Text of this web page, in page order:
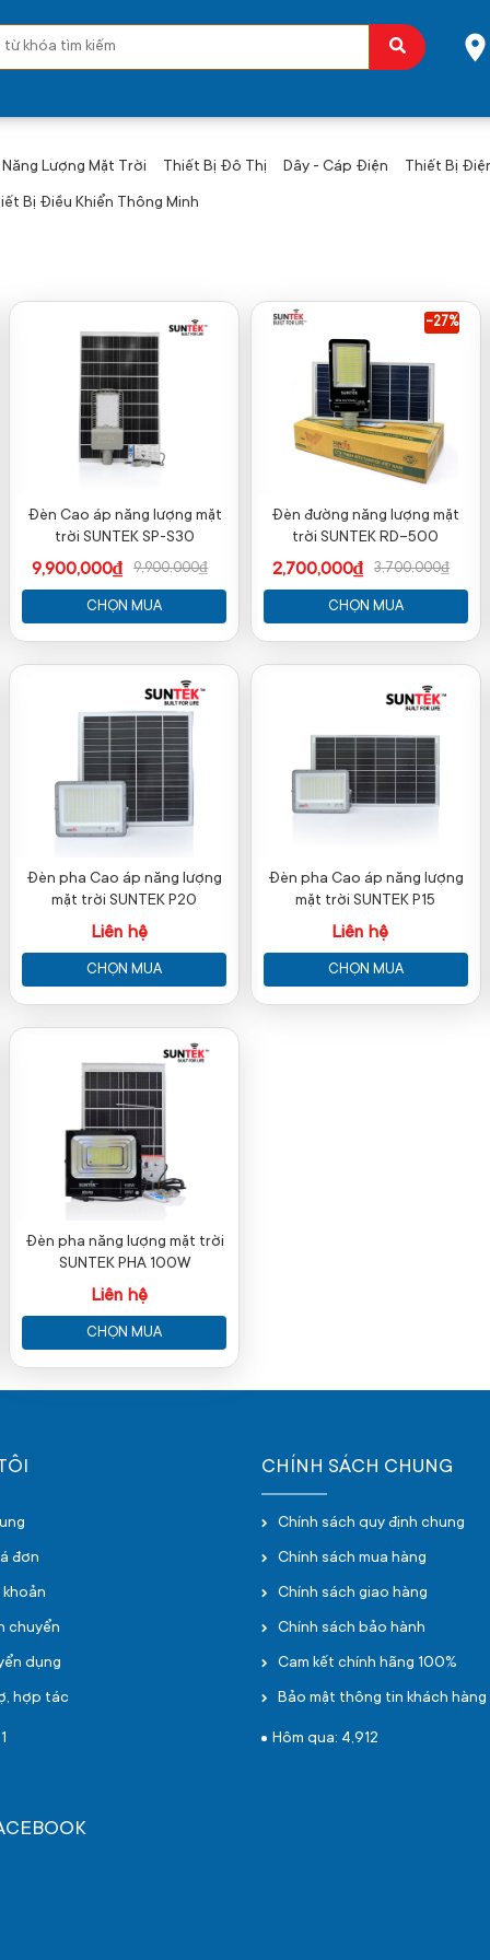
Lượng Mặt Trời Thiết Bị Đô Thị Dây - Cáp Điện Thiết Bị
Bị Điều Khiển Thông Minh
Đèn Cao áp năng lượng mặt
trời SUNTEK SP-S30
9,900,000₫ 9,900,000₫
CHỌN MUA
Đèn đường năng lượng mặt
trời SUNTEK RD-500
2,700,000₫ 3,700,000₫
-27%
CHỌN MUA
Đèn pha Cao áp năng lượng
mặt trời SUNTEK P20
Liên hệ
CHỌN MUA
Đèn pha Cao áp năng lượng
mặt trời SUNTEK P15
Liên hệ
CHỌN MUA
Đèn pha năng lượng mặt trời
SUNTEK PHA 100W
Liên hệ
CHỌN MUA
đơn
chuyển
dụng
hợp tác
CHÍNH SÁCH CHUNG
Chính sách quy định chung
Chính sách mua hàng
Chính sách giao hàng
Chính sách bảo hành
Cam kết chính hãng 100%
Bảo mật thông tin khách hàng
Hôm qua: 4,912